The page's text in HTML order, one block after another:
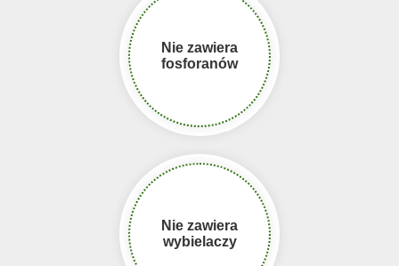
Nie zawiera
fosforanów
Nie zawiera
wybielaczy